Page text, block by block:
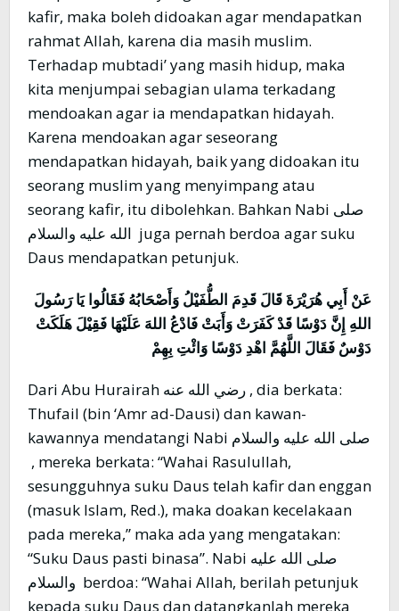
kafir, maka boleh didoakan agar mendapatkan
rahmat Allah, karena dia masih muslim.
Terhadap mubtadi’ yang masih hidup, maka
kita menjumpai sebagian ulama terkadang
mendoakan agar ia mendapatkan hidayah.
Karena mendoakan agar seseorang
mendapatkan hidayah, baik yang didoakan itu
seorang muslim yang menyimpang atau
seorang kafir, itu dibolehkan. Bahkan Nabi صلى
الله عليه والسلام juga pernah berdoa agar suku
Daus mendapatkan petunjuk.
عَنْ أَبِي هُرَيْرَةَ قَالَ قَدِمَ الطُّفَيْلُ وَأَصْحَابُهُ فَقَالُوا یَا رَسُولَ
اللهِ إِنَّ دَوْسًا قَدْ كَفَرَتْ وَأَبَتْ فَادْعُ اللهَ عَلَيْهَا فَقِيْلَ هَلَكَتْ
دَوْسٌ فَقَالَ اللَّهُمَّ اهْدِ دَوْسًا وَائْتِ بِهِمْ
Dari Abu Hurairah رضي الله عنه , dia berkata:
Thufail (bin ‘Amr ad-Dausi) dan kawan-
kawannya mendatangi Nabi صلى الله عليه والسلام
, mereka berkata: “Wahai Rasulullah,
sesungguhnya suku Daus telah kafir dan enggan
(masuk Islam, Red.), maka doakan kecelakaan
pada mereka,” maka ada yang mengatakan:
“Suku Daus pasti binasa”. Nabi صلى الله عليه
والسلام berdoa: “Wahai Allah, berilah petunjuk
kepada suku Daus dan datangkanlah mereka